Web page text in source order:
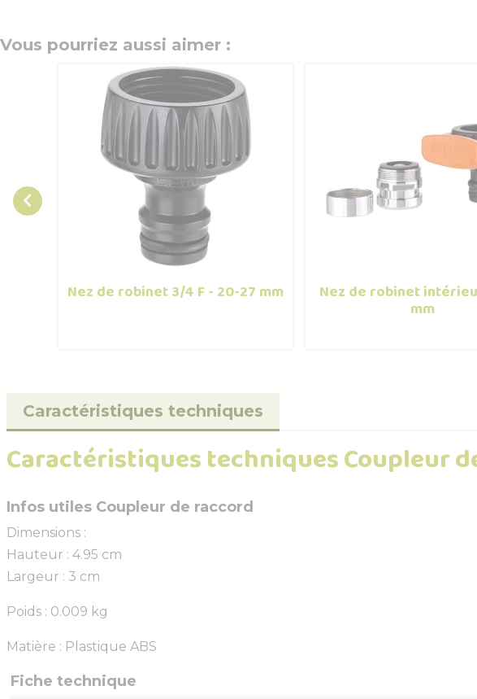
Vous pourriez aussi aimer :

Nez de robinet 3/4 F - 20-27 mm Nez de robinet
mm
Caractéristiques techniques
Caractéristiques techniques Coupleur
Infos utiles Coupleur de raccord
Dimensions :
Hauteur : 4.95 cm
Largeur : 3 cm
Poids : 0.009 kg
Matière : Plastique ABS
Fiche technique